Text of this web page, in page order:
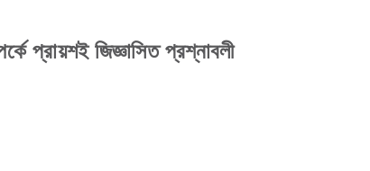
জিজ্ঞাসিত প্রশ্নাবলী